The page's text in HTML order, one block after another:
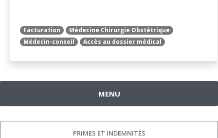
Facturation
Médecine Chirurgie Obstétrique
Médecin-conseil
Accès au dossier médical
MENU
PRIMES ET INDEMNITÉS